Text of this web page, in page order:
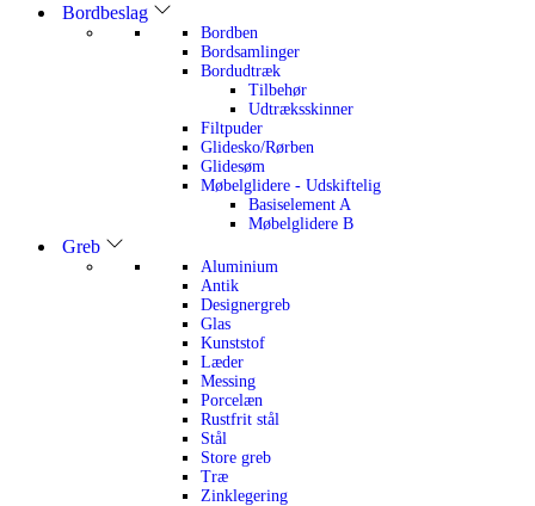
Bordbeslag
Bordben
Bordsamlinger
Bordudtræk
Tilbehør
Udtræksskinner
Filtpuder
Glidesko/Rørben
Glidesøm
Møbelglidere - Udskiftelig
Basiselement A
Møbelglidere B
Greb
Aluminium
Antik
Designergreb
Glas
Kunststof
Læder
Messing
Porcelæn
Rustfrit stål
Stål
Store greb
Træ
Zinklegering